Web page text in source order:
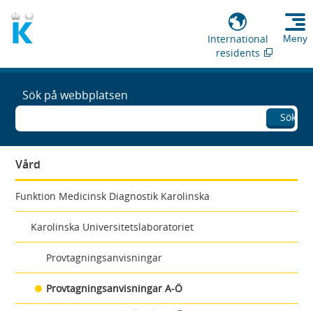
International
residents
Meny
Sök på webbplatsen
Sök
Vård
Funktion Medicinsk Diagnostik Karolinska
Karolinska Universitetslaboratoriet
Provtagningsanvisningar
Provtagningsanvisningar A-Ö